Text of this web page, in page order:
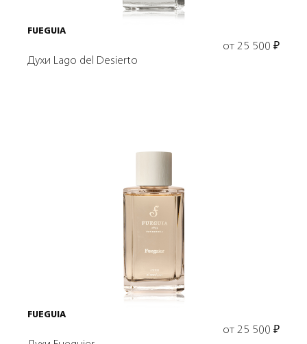
FUEGUIA
от 25 500 ₽
Духи Lago del Desierto
Выбрать объем
FUEGUIA
от 25 500 ₽